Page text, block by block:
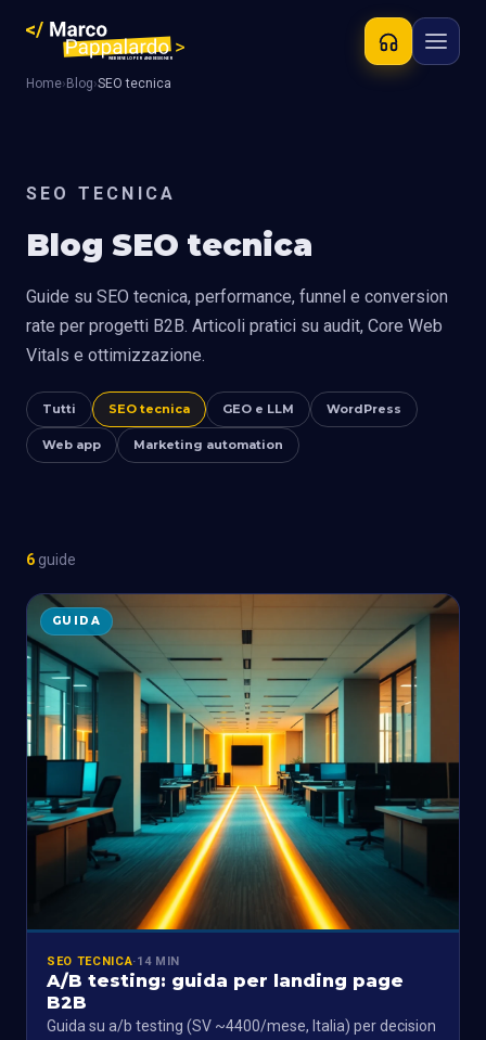
Home› Blog›SEO tecnica
SEO TECNICA
Blog SEO tecnica
Guide su SEO tecnica, performance, funnel e conversion
rate per progetti B2B. Articoli pratici su audit, Core Web
Vitals e ottimizzazione.
Tutti SEO tecnica GEO e LLM WordPress
Web app Marketing automation
6 guide
GUIDA
SEO TECNICA·14 MIN
A/B testing: guida per landing page
B2B
Guida su a/b testing (SV ~4400/mese, Italia) per decision